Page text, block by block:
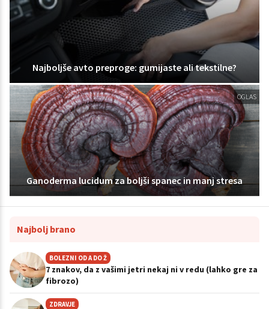
Najboljše avto preproge: gumijaste ali tekstilne?
OGLAS
Ganoderma lucidum za boljši spanec in manj stresa
Najbolj brano
BOLEZNI OD A DO Ž
7 znakov, da z vašimi jetri nekaj ni v redu (lahko gre za
fibrozo)
ZDRAVJE